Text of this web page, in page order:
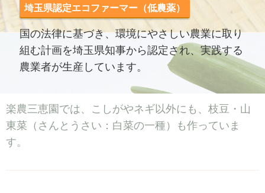
埼玉県認定エコファーマー（低農薬）
国の法律に基づき、環境にやさしい農業に取り
組む計画を埼玉県知事から認定され、実践する
農業者が生産しています。
楽農三恵園では、こしがやネギ以外にも、枝豆・山
東菜（さんとうさい：白菜の一種）も作っていま
す。